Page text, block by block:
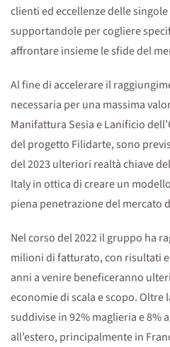
clienti ed eccellenze delle
supportandole per cogliere
affrontare insieme le sfide del
Al fine di accelerare il
necessaria per una massima
Manifattura Sesia e Lanificio
del progetto Filidarte, sono
del 2023 ulteriori realtà chiave
Italy in ottica di creare un
piena penetrazione del mercato
Nel corso del 2022 il gruppo ha
milioni di fatturato, con risultati
anni a venire beneficeranno
economie di scala e scopo. Oltre
suddivise in 92% maglieria e 8%
all’estero, principalmente in